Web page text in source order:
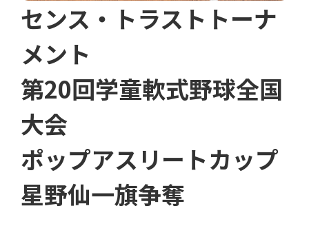
センス・トラストトーナ
メント
第20回学童軟式野球全国
大会
ポップアスリートカップ
星野仙一旗争奪